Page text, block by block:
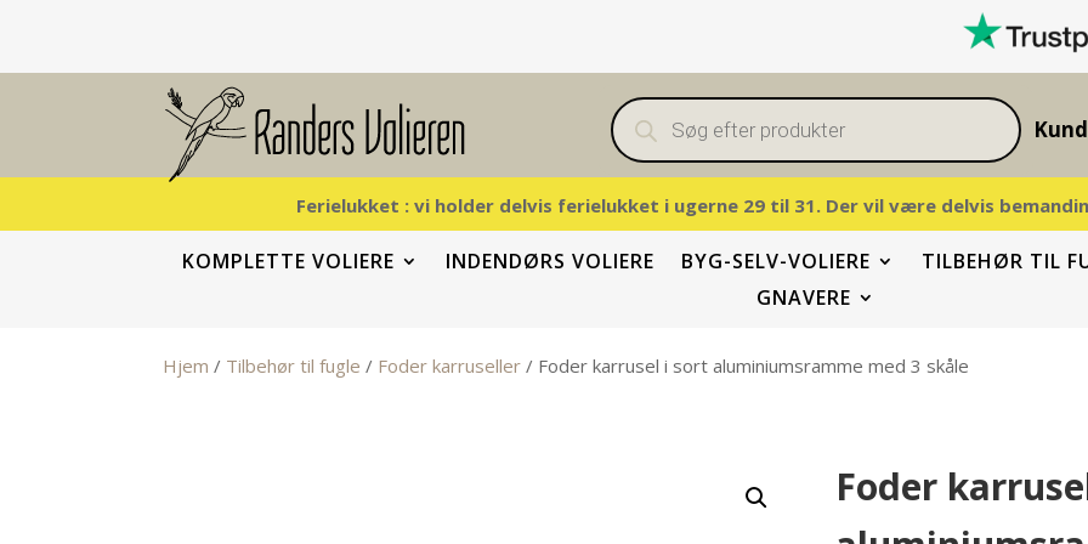
Products
search
Ferielukket : vi holder delvis ferielukket i ugerne 29 til 31. Der vil være delvis
KOMPLETTE VOLIERE INDENDØRS VOLIERE BYG-SELV-VOLIERE
TILBEHØR TIL
GNAVERE
Hjem / Tilbehør til fugle / Foder karruseller / Foder karrusel i sort aluminiumsramme med 3 skåle
Foder